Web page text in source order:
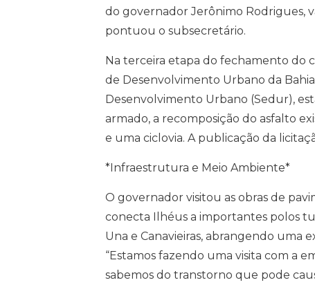
do governador Jerônimo Rodrigues,
pontuou o subsecretário.
Na terceira etapa do fechamento do
de Desenvolvimento Urbano da
Desenvolvimento Urbano (Sedur),
armado, a recomposição do asfalto
e uma ciclovia. A publicação da
*Infraestrutura e Meio Ambiente*
O governador visitou as obras de
conecta Ilhéus a importantes polos
Una e Canavieiras, abrangendo uma
“Estamos fazendo uma visita com a
sabemos do transtorno que pode